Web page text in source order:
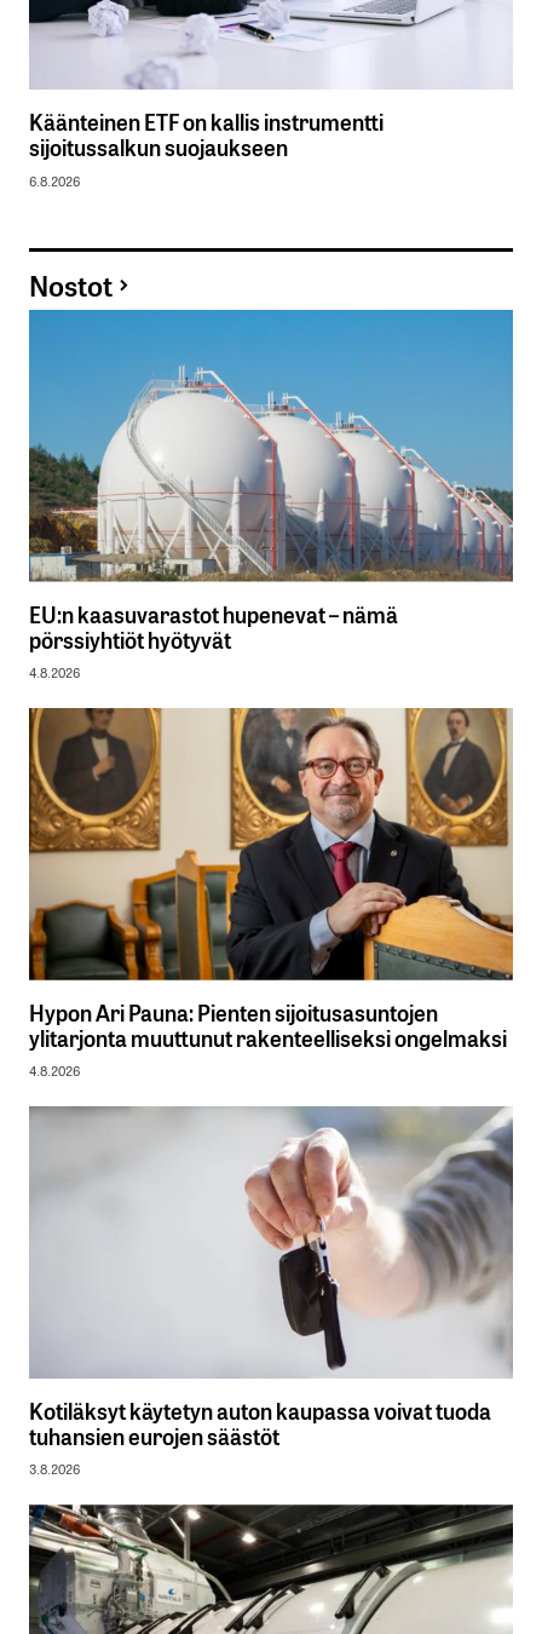
Käänteinen ETF on kallis instrumentti
sijoitussalkun suojaukseen
6.8.2026
Nostot
EU:n kaasuvarastot hupenevat – nämä
pörssiyhtiöt hyötyvät
4.8.2026
Hypon Ari Pauna: Pienten sijoitusasuntojen
ylitarjonta muuttunut rakenteelliseksi ongelmaksi
4.8.2026
Kotiläksyt käytetyn auton kaupassa voivat tuoda
tuhansien eurojen säästöt
3.8.2026